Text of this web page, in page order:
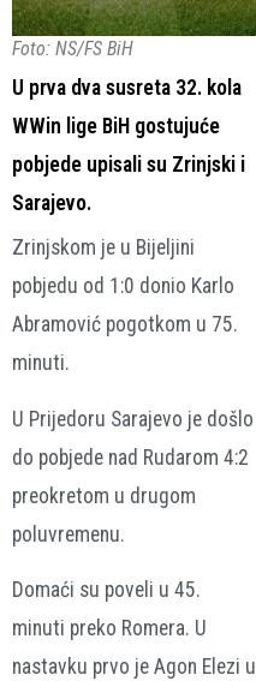
Foto: NS/FS BiH
U prva dva susreta 32. kola
WWin lige BiH gostujuće
pobjede upisali su Zrinjski i
Sarajevo.
Zrinjskom je u Bijeljini
pobjedu od 1:0 donio Karlo
Abramović pogotkom u 75.
minuti.
U Prijedoru Sarajevo je došlo
do pobjede nad Rudarom 4:2
preokretom u drugom
poluvremenu.
Domaći su poveli u 45.
minuti preko Romera. U
nastavku prvo je Agon Elezi u